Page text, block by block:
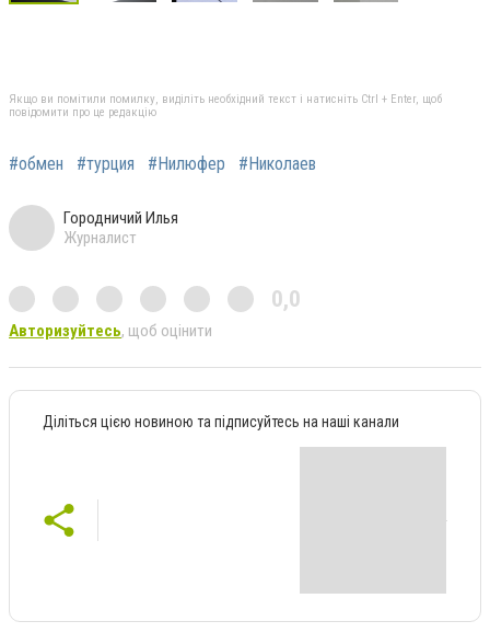
Якщо ви помітили помилку, виділіть необхідний текст і натисніть Ctrl + Enter, щоб
повідомити про це редакцію
#обмен #турция #Нилюфер #Николаев
Городничий Илья
Журналист
0,0
Авторизуйтесь, щоб оцінити
Діліться цією новиною та підписуйтесь на наші канали